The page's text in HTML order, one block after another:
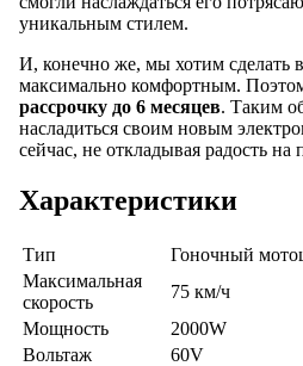
уникальным стилем.
И, конечно же, мы хотим сделать
максимально комфортным.
рассрочку до 6 месяцев. Таким
насладиться своим новым
сейчас, не откладывая радость на
Характеристики
Тип
Гоночный
Максимальная
скорость
75 км/ч
Мощность
2000W
Вольтаж
60V